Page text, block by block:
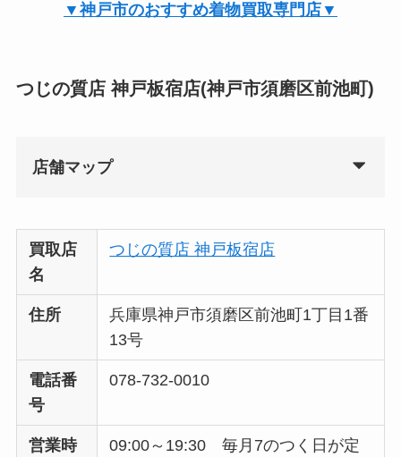
▼神戸市のおすすめ着物買取専門店▼
つじの質店 神戸板宿店(神戸市須磨区前池町)
店舗マップ
買取店
名
つじの質店 神戸板宿店
住所
兵庫県神戸市須磨区前池町1丁目1番
13号
電話番
号
078-732-0010
営業時
09:00～19:30 毎月7のつく日が定